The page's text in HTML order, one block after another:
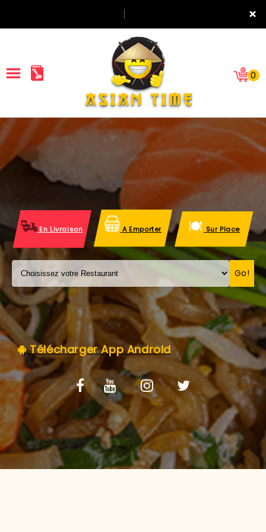
×
ACCUEIL
LA CARTE
VOS AVIS
MENTIONS LÉGALES
C.G.V
0
En Livraison A Emporter Sur Place
Go!
Télécharger App Android